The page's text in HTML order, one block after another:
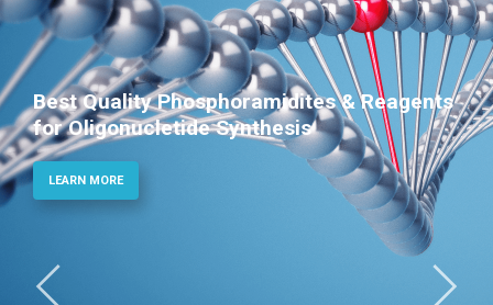
Phosphoramidites for Diagnostic and
Therapeutic Applications
LEARN MORE